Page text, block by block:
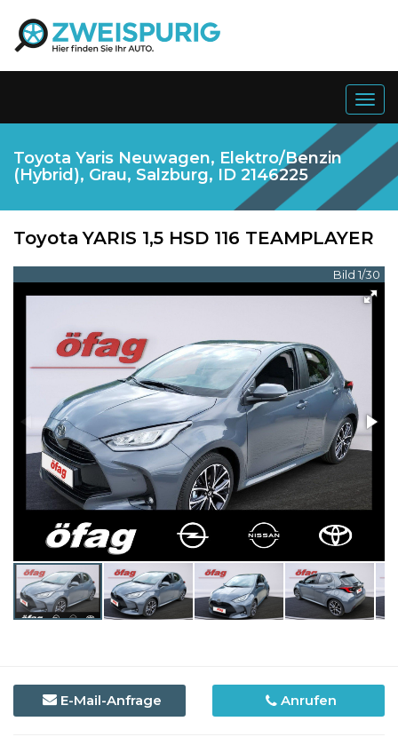
Toyota Yaris Neuwagen, Elektro/Benzin
(Hybrid), Grau, Salzburg, ID 2146225
Toyota YARIS 1,5 HSD 116 TEAMPLAYER
Bild 1/30
E-Mail-Anfrage Anrufen